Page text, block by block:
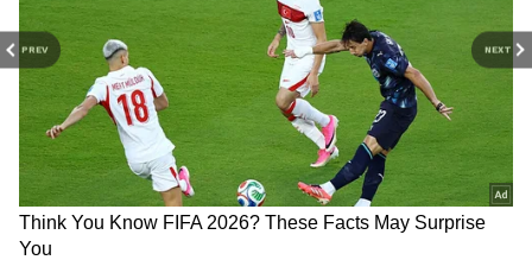
PREV NEXT
Click this
link: https://whatsapp.com/channel/0029Va9T
RECOMMENDED STORIES